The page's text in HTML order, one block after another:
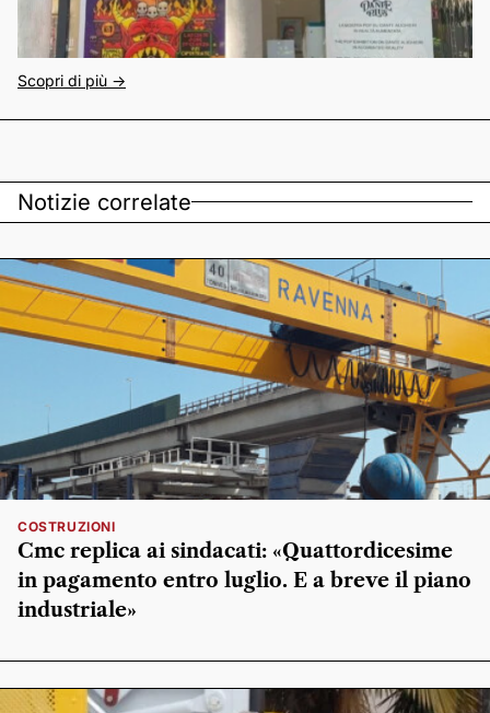
Scopri di più ->
Notizie correlate
COSTRUZIONI
Cmc replica ai sindacati: «Quattordicesime
in pagamento entro luglio. E a breve il piano
industriale»